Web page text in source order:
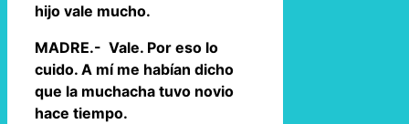
hijo vale mucho.
MADRE.- Vale. Por eso lo
cuido. A mí me habían dicho
que la muchacha tuvo novio
hace tiempo.